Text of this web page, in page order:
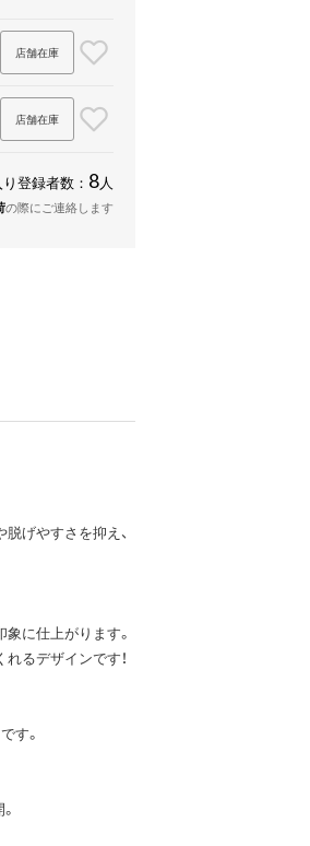
店舗在庫
店舗在庫
登録者数： 8 人
の際にご連絡します
げやすさを抑え、
に仕上がります。
るデザインです！
す。